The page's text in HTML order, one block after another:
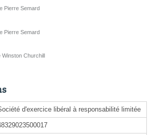
Pierre Semard
Pierre Semard
Churchill
d'exercice libéral à responsabilité limitée